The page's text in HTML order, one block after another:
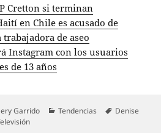
Cretton si terminan
en Chile es acusado de
de aseo
Instagram con los usuarios
de 13 años
Garrido Categorías
Tendencias Etiquetas
Denise